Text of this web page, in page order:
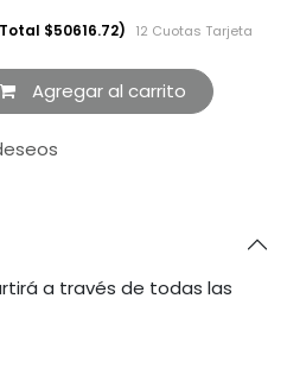
$50616.72)
12 Cuotas Tarjeta
Agregar al carrito
a través de todas las